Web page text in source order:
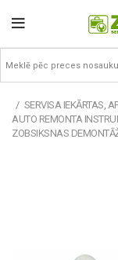
SERVISA IEKĀRTAS,
AUTO REMONTA
ZOBSIKSNAS